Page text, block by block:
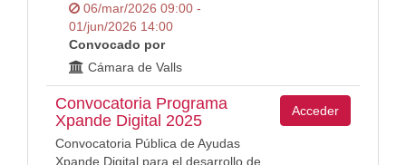
06/mar/2026 09:00 -
01/jun/2026 14:00
Convocado por
Cámara de Valls
Convocatoria Programa
Xpande Digital 2025
Convocatoria Pública de Ayudas
Xpande Digital para el desarrollo de
Acceder